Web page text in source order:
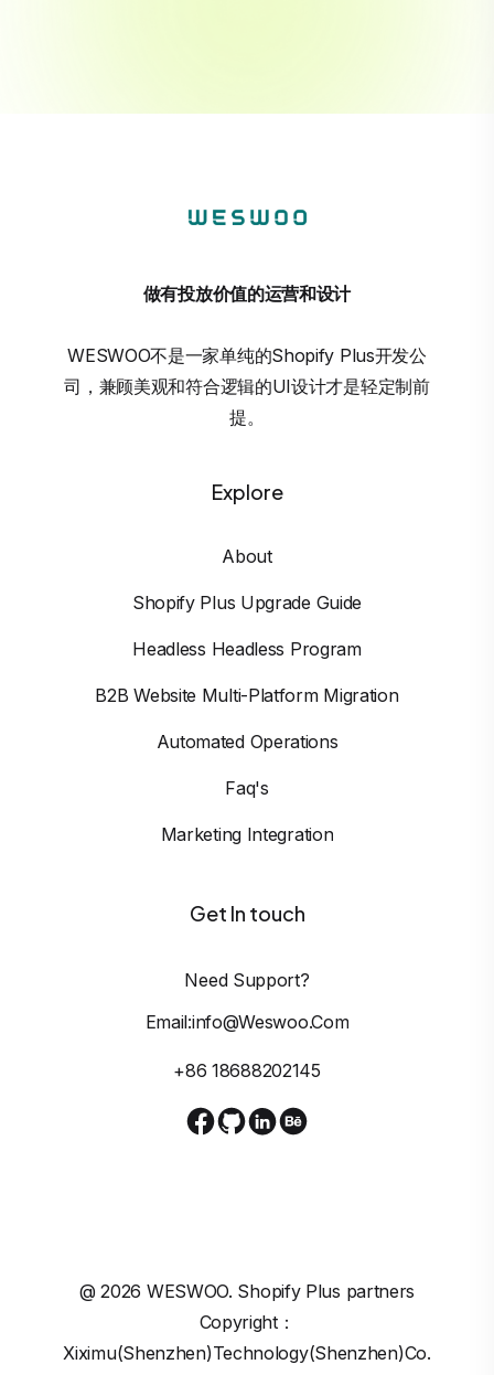
做有投放价值的运营和设计
WESWOO不是一家单纯的Shopify Plus开发公
司，兼顾美观和符合逻辑的UI设计才是轻定制前
提。
Explore
About
Shopify Plus Upgrade Guide
Headless Headless Program
B2B Website Multi-Platform Migration
Automated Operations
Faq's
Marketing Integration
Get In touch
Need Support?
Email:info@weswoo.com
+86 18688202145
@2026 WESWOO. Shopify Plus partners
Copyright：
Xiximu(Shenzhen)Technology(Shenzhen)Co.